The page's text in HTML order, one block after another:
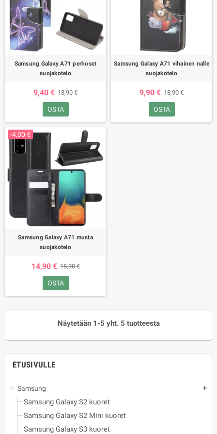
ETUSIVULLE
Samsung add
Samsung Galaxy S2 kuoret
Samsung Galaxy S2 Mini kuoret
Samsung Galaxy S3 kuoret
Samsung Galaxy A71 perhoset
suojakotelo
9,40 € 18,90 €
OSTA
Samsung Galaxy A71 vihainen nalle
suojakotelo
9,90 € 18,90 €
OSTA
-4,00 €
Samsung Galaxy A71 musta
suojakotelo
14,90 € 18,90 €
OSTA
Näytetään 1-5 yht. 5 tuotteesta